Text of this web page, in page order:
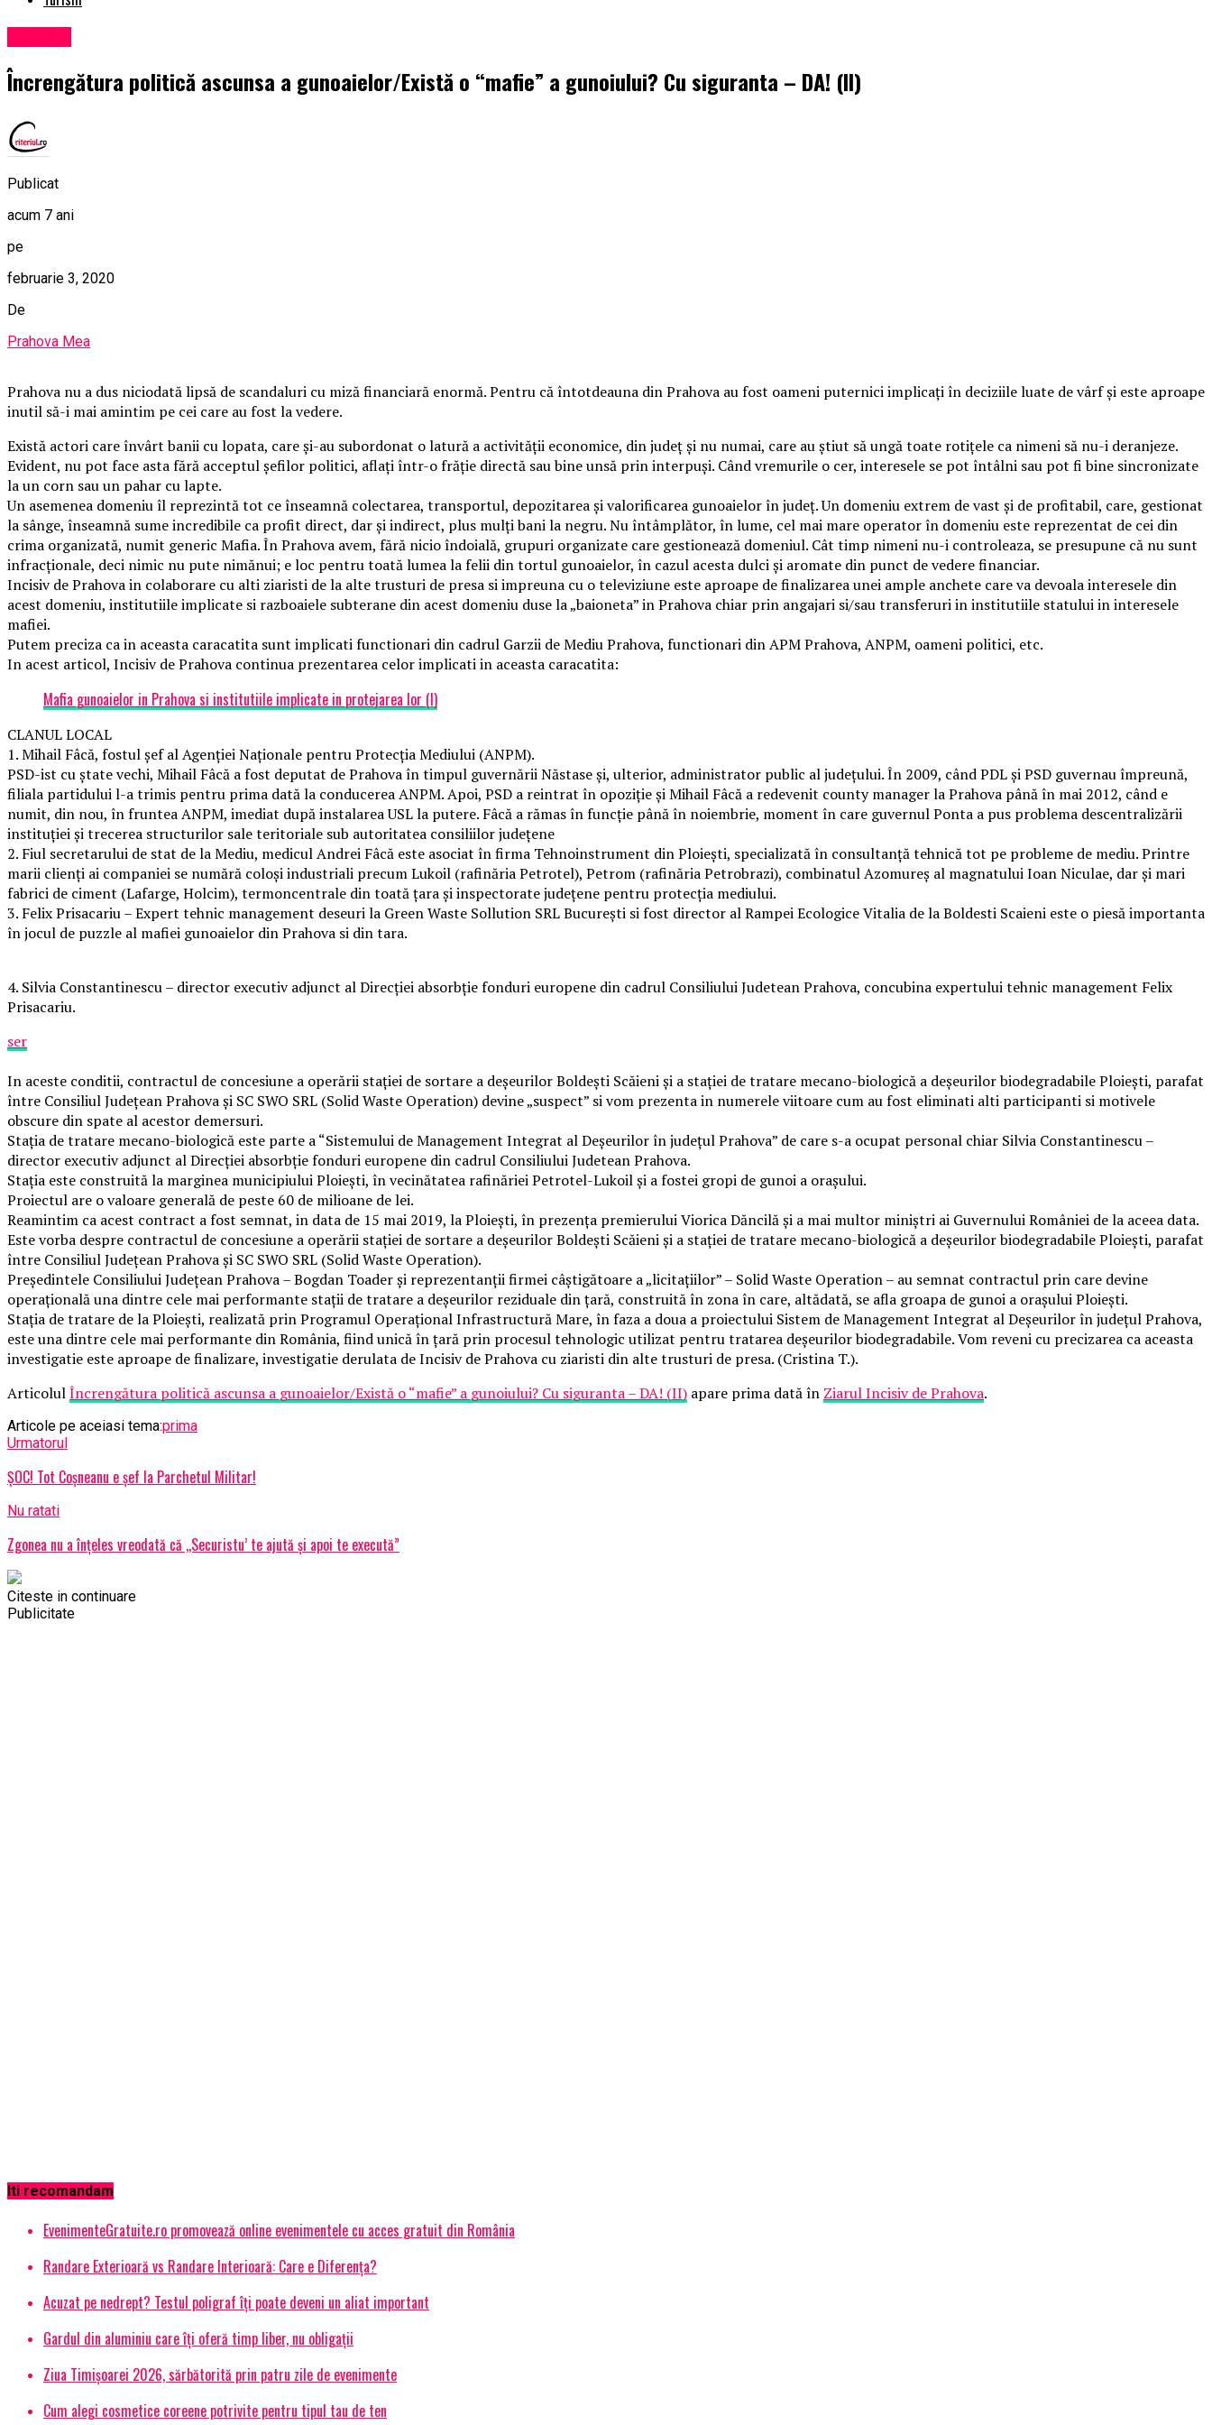
Încrengătura politică ascunsa a gunoaielor/Există o “mafie” a gunoiului? Cu siguranta – DA! (II)
Publicat
acum 7 ani
pe
februarie 3, 2020
De
Prahova Mea
Prahova nu a dus niciodată lipsă de scandaluri cu miză financiară enormă. Pentru că întotdeauna din Prahova au fost oameni puternici implicați în deciziile luate de vârf și este aproape
inutil să-i mai amintim pe cei care au fost la vedere.
Există actori care învârt banii cu lopata, care și-au subordonat o latură a activității economice, din județ și nu numai, care au știut să ungă toate rotițele ca nimeni să nu-i deranjeze.
Evident, nu pot face asta fără acceptul șefilor politici, aflați într-o frăție directă sau bine unsă prin interpuși. Când vremurile o cer, interesele se pot întâlni sau pot fi bine sincronizate
la un corn sau un pahar cu lapte.
Un asemenea domeniu îl reprezintă tot ce înseamnă colectarea, transportul, depozitarea și valorificarea gunoaielor în județ. Un domeniu extrem de vast și de profitabil, care, gestionat
la sânge, înseamnă sume incredibile ca profit direct, dar și indirect, plus mulți bani la negru. Nu întâmplător, în lume, cel mai mare operator în domeniu este reprezentat de cei din
crima organizată, numit generic Mafia. În Prahova avem, fără nicio îndoială, grupuri organizate care gestionează domeniul. Cât timp nimeni nu-i controleaza, se presupune că nu sunt
infracționale, deci nimic nu pute nimănui; e loc pentru toată lumea la felii din tortul gunoaielor, în cazul acesta dulci și aromate din punct de vedere financiar.
Incisiv de Prahova in colaborare cu alti ziaristi de la alte trusturi de presa si impreuna cu o televiziune este aproape de finalizarea unei ample anchete care va devoala interesele din
acest domeniu, institutiile implicate si razboaiele subterane din acest domeniu duse la „baioneta” in Prahova chiar prin angajari si/sau transferuri in institutiile statului in interesele
mafiei.
Putem preciza ca in aceasta caracatita sunt implicati functionari din cadrul Garzii de Mediu Prahova, functionari din APM Prahova, ANPM, oameni politici, etc.
In acest articol, Incisiv de Prahova continua prezentarea celor implicati in aceasta caracatita:
Mafia gunoaielor in Prahova si institutiile implicate in protejarea lor (I)
CLANUL LOCAL
1. Mihail Fâcă, fostul șef al Agenției Naționale pentru Protecția Mediului (ANPM).
PSD-ist cu ștate vechi, Mihail Fâcă a fost deputat de Prahova în timpul guvernării Năstase și, ulterior, administrator public al județului. În 2009, când PDL și PSD guvernau împreună,
filiala partidului l-a trimis pentru prima dată la conducerea ANPM. Apoi, PSD a reintrat în opoziție și Mihail Fâcă a redevenit county manager la Prahova până în mai 2012, când e
numit, din nou, în fruntea ANPM, imediat după instalarea USL la putere. Fâcă a rămas în funcție până în noiembrie, moment în care guvernul Ponta a pus problema descentralizării
instituției și trecerea structurilor sale teritoriale sub autoritatea consiliilor județene
2. Fiul secretarului de stat de la Mediu, medicul Andrei Fâcă este asociat în firma Tehnoinstrument din Ploiești, specializată în consultanță tehnică tot pe probleme de mediu. Printre
marii clienți ai companiei se numără coloși industriali precum Lukoil (rafinăria Petrotel), Petrom (rafinăria Petrobrazi), combinatul Azomureș al magnatului Ioan Niculae, dar și mari
fabrici de ciment (Lafarge, Holcim), termoncentrale din toată țara și inspectorate județene pentru protecția mediului.
3. Felix Prisacariu – Expert tehnic management deseuri la Green Waste Sollution SRL Bucureşti si fost director al Rampei Ecologice Vitalia de la Boldesti Scaieni este o piesă importanta
în jocul de puzzle al mafiei gunoaielor din Prahova si din tara.
4. Silvia Constantinescu – director executiv adjunct al Direcţiei absorbţie fonduri europene din cadrul Consiliului Judetean Prahova, concubina expertului tehnic management Felix
Prisacariu.
ser
In aceste conditii, contractul de concesiune a operării stației de sortare a deșeurilor Boldești Scăieni și a stației de tratare mecano-biologică a deșeurilor biodegradabile Ploiești, parafat
între Consiliul Județean Prahova și SC SWO SRL (Solid Waste Operation) devine „suspect” si vom prezenta in numerele viitoare cum au fost eliminati alti participanti si motivele
obscure din spate al acestor demersuri.
Stația de tratare mecano-biologică este parte a “Sistemului de Management Integrat al Deșeurilor în județul Prahova” de care s-a ocupat personal chiar Silvia Constantinescu –
director executiv adjunct al Direcţiei absorbţie fonduri europene din cadrul Consiliului Judetean Prahova.
Staţia este construită la marginea municipiului Ploieşti, în vecinătatea rafinăriei Petrotel-Lukoil şi a fostei gropi de gunoi a oraşului.
Proiectul are o valoare generală de peste 60 de milioane de lei.
Reamintim ca acest contract a fost semnat, in data de 15 mai 2019, la Ploiești, în prezența premierului Viorica Dăncilă și a mai multor miniștri ai Guvernului României de la aceea data.
Este vorba despre contractul de concesiune a operării stației de sortare a deșeurilor Boldești Scăieni și a stației de tratare mecano-biologică a deșeurilor biodegradabile Ploiești, parafat
între Consiliul Județean Prahova și SC SWO SRL (Solid Waste Operation).
Președintele Consiliului Județean Prahova – Bogdan Toader și reprezentanții firmei câștigătoare a „licitațiilor” – Solid Waste Operation – au semnat contractul prin care devine
operațională una dintre cele mai performante stații de tratare a deșeurilor reziduale din țară, construită în zona în care, altădată, se afla groapa de gunoi a orașului Ploiești.
Stația de tratare de la Ploiești, realizată prin Programul Operațional Infrastructură Mare, în faza a doua a proiectului Sistem de Management Integrat al Deșeurilor în județul Prahova,
este una dintre cele mai performante din România, fiind unică în țară prin procesul tehnologic utilizat pentru tratarea deșeurilor biodegradabile. Vom reveni cu precizarea ca aceasta
investigatie este aproape de finalizare, investigatie derulata de Incisiv de Prahova cu ziaristi din alte trusturi de presa. (Cristina T.).
ArticolulÎncrengătura politică ascunsa a gunoaielor/Există o “mafie” a gunoiului? Cu siguranta – DA! (II) apare prima dată în Ziarul Incisiv de Prahova.
Articole pe aceiasi tema:prima
Urmatorul
ȘOC! Tot Coșneanu e șef la Parchetul Militar!
Nu ratati
Zgonea nu a înțeles vreodată că ,,Securistu’ te ajută și apoi te execută”
Citeste in continuare
Publicitate
Iti recomandam
EvenimenteGratuite.ro promovează online evenimentele cu acces gratuit din România
Randare Exterioară vs Randare Interioară: Care e Diferența?
Acuzat pe nedrept? Testul poligraf îţi poate deveni un aliat important
Gardul din aluminiu care îți oferă timp liber, nu obligații
Ziua Timișoarei 2026, sărbătorită prin patru zile de evenimente
Cum alegi cosmetice coreene potrivite pentru tipul tau de ten